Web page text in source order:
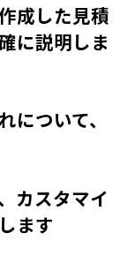
成した見積
に説明しま
について、
カスタマイ
ます